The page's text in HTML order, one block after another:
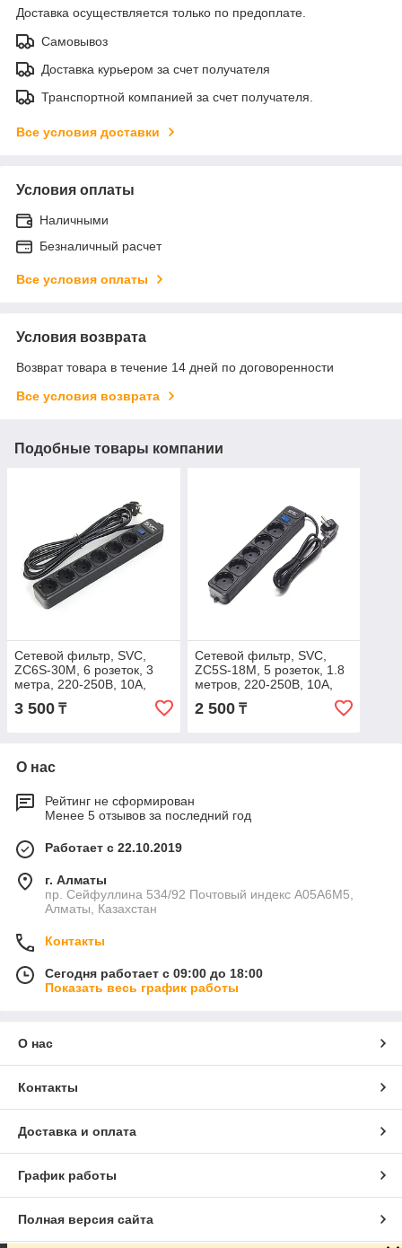
Доставка осуществляется только по предоплате.
Самовывоз
Доставка курьером за счет получателя
Транспортной компанией за счет получателя.
Все условия доставки
Условия оплаты
Наличными
Безналичный расчет
Все условия оплаты
Условия возврата
Возврат товара в течение 14 дней по договоренности
Все условия возврата
Подобные товары компании
Сетевой фильтр, SVC,
ZC6S-30M, 6 розеток, 3
метра, 220-250В, 10A,
картонная коробка,
чёрный
3 500 ₸
Сетевой фильтр, SVC,
ZC5S-18M, 5 розеток, 1.8
метров, 220-250В, 10A,
картонная коробка,
чёрный
2 500₸
О нас
Рейтинг не сформирован
Менее 5 отзывов за последний год
Работает с 22.10.2019
г. Алматы
пр. Сейфуллина 534/92 Почтовый индекс A05A6M5,
Алматы, Казахстан
Контакты
Сегодня работает с 09:00 до 18:00
Показать весь график работы
О нас
Контакты
Доставка и оплата
График работы
Полная версия сайта